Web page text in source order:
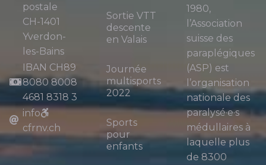
postale
CH-1401
Yverdon-
les-Bains
IBAN CH89
8080 8008
4681 8318 3
info
cfrnv.ch
Sortie VTT
descente
en Valais
Journée
multisports
2022
Sports
pour
enfants
1980,
l’Association
suisse des
paraplégiques
(ASP) est
l’organisation
nationale des
paralysé·e·s
médullaires à
laquelle plus
de 8300